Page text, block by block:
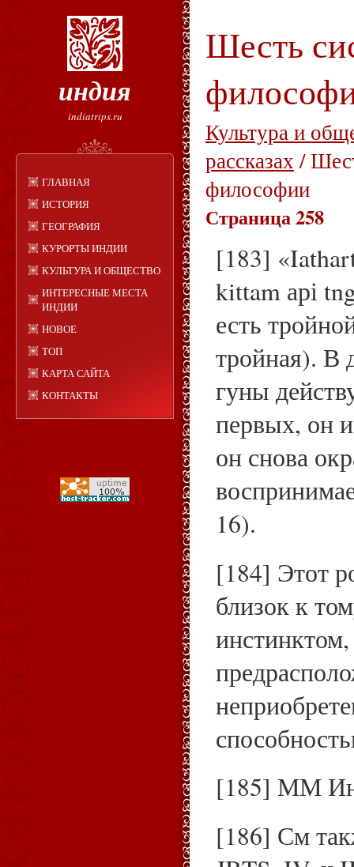
индия
indiatrips.ru
ГЛАВНАЯ
ИСТОРИЯ
ГЕОГРАФИЯ
КУРОРТЫ ИНДИИ
КУЛЬТУРА И ОБЩЕСТВО
ИНТЕРЕСНЫЕ МЕСТА
ИНДИИ
НОВОЕ
ТОП
КАРТА САЙТА
КОНТАКТЫ
Шесть
Культура и
рассказах/
философии
Страница 258
[183]
kittam арі
есть
тройная). В
гуны
первых, он
он снова
16).
[184] Этот
близок к
[185] ММ
[186] См